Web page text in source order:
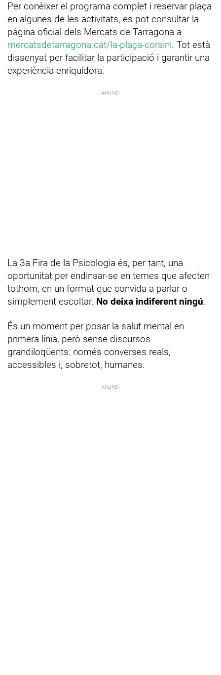
Per conèixer el programa complet i reservar plaça
en algunes de les activitats, es pot consultar la
pàgina oficial dels Mercats de Tarragona a
mercatsdetarragona.cat/la-plaça-corsini. Tot està
dissenyat per facilitar la participació i garantir una
experiència enriquidora.
La 3a Fira de la Psicologia és, per tant, una
oportunitat per endinsar-se en temes que afecten
tothom, en un format que convida a parlar o
simplement escoltar. No deixa indiferent ningú.
És un moment per posar la salut mental en
primera línia, però sense discursos
grandiloqüents: només converses reals,
accessibles i, sobretot, humanes.